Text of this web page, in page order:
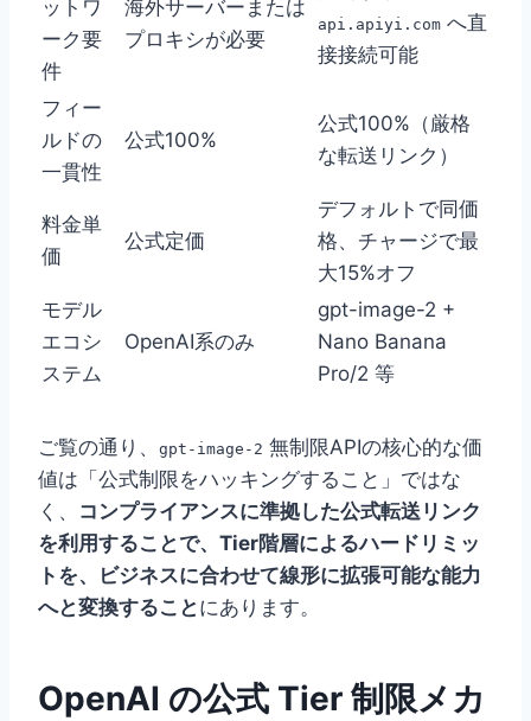
ットワ
ーク要
件
海外サーバーまたは
プロキシが必要
api.apiyi.com へ直
接接続可能
フィー
ルドの
一貫性
公式100%
公式100%（厳格
な転送リンク）
料金単
価
公式定価
デフォルトで同価
格、チャージで最
大15%オフ
モデル
エコシ
ステム
OpenAI系のみ
gpt-image-2 +
Nano Banana
Pro/2 等
ご覧の通り、 gpt-image-2 無制限APIの核心的な価
値は「公式制限をハッキングすること」ではな
く、 コンプライアンスに準拠した公式転送リンク
を利用することで、Tier階層によるハードリミッ
トを、ビジネスに合わせて線形に拡張可能な能力
へと変換すること にあります。
OpenAI の公式 Tier 制限メカ